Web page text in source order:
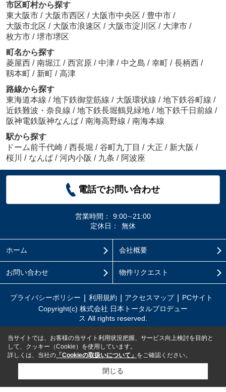
市区町村から探す
東大阪市 / 大阪市西区 / 大阪市中央区 / 豊中市 /
大阪市北区 / 大阪市浪速区 / 大阪市淀川区 / 大津市 /
枚方市 / 堺市堺区
町名から探す
菱屋西 / 南堀江 / 西宮原 / 中津 / 中之島 / 幸町 / 長柄西 /
靱本町 / 新町 / 高津
路線から探す
東海道本線 / 地下鉄御堂筋線 / 大阪環状線 / 地下鉄谷町線 /
近鉄難波・奈良線 / 地下鉄長堀鶴見緑地 / 地下鉄千日前線 /
阪神電鉄阪神なんば / 南海高野線 / 南海本線
駅から探す
ドーム前千代崎 / 西長堀 / 谷町九丁目 / 大正 / 新大阪 /
桜川
/ なんば / 河内小阪 / 九条 / 阿波座
電話でお問い合わせ
営業時間：
9:00∼21:00
定休日：
無休
ホーム 会社概要
お問い合わせ 物件リクエスト
プライバシーポリシー 利用規約 アクセスマップ
PCサイト
Copyright(c) 株式会社 日本トータルプロデュー
ス All rights reserved.
当サイトでは、お客様の当サイト利用状況把握、サービス向上検討を目的と
して、クッキー（Cookie）を使用しています。
詳しくは、当社の 「Cookieの取扱いについて」 をご確認ください。
閉じる